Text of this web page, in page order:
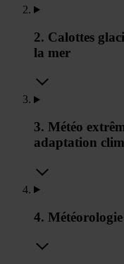
2. Calottes
la mer
3. Météo
adaptation
4.